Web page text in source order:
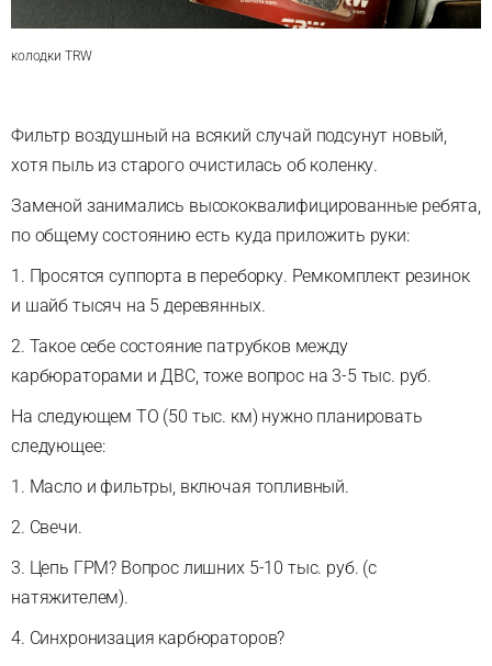
колодки TRW
Фильтр воздушный на всякий случай подсунут новый,
хотя пыль из старого очистилась об коленку.
Заменой занимались высококвалифицированные ребята,
по общему состоянию есть куда приложить руки:
1. Просятся суппорта в переборку. Ремкомплект резинок
и шайб тысяч на 5 деревянных.
2. Такое себе состояние патрубков между
карбюраторами и ДВС, тоже вопрос на 3-5 тыс. руб.
На следующем ТО (50 тыс. км) нужно планировать
следующее:
1. Масло и фильтры, включая топливный.
2. Свечи.
3. Цепь ГРМ? Вопрос лишних 5-10 тыс. руб. (с
натяжителем).
4. Синхронизация карбюраторов?